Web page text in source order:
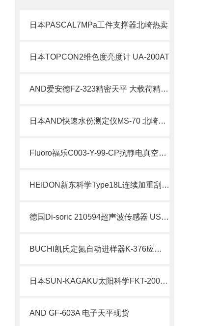
日本PASCAL7MPa工件支撑器北崎热卖
日本TOPCON​2维色度亮度计 UA-200AT
AND爱安德FZ-323精密天平 大载荷精密称量设备解析
日本AND快速水份测定仪MS-70 北崎热卖
Fluoro福乐C003-Y-99-CP抗静电真空吸笔 12寸硅晶圆 简介
HEIDON新东科学Type18L连续加重刮痕强度测试仪 产品介绍
德国Di-soric 210594超声波传感器 US-M30
BUCHI凯氏定氮自动进样器K-376应用与特点
日本SUN-KAGAKU太阳科学FKT-200密封测试仪北崎热卖
AND GF-603A 电子天平现货